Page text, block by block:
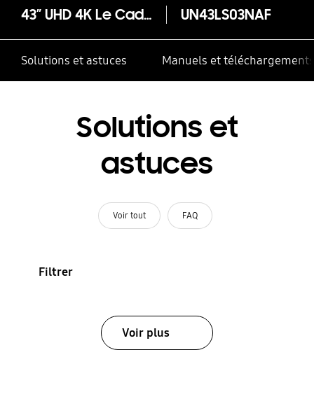
43” UHD 4K Le Cadre UN43LS03NAF
Solutions et astuces Manuels et téléchargements
Solutions et
astuces
Voir tout FAQ
Filtrer
Voir plus